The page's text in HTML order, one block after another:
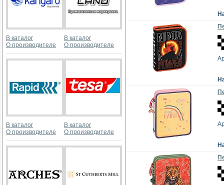
В каталог
О производителе
В каталог
О производителе
В каталог
О производителе
В каталог
О производителе